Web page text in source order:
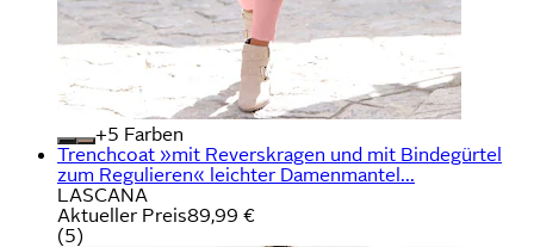
+
Farben
Trenchcoat »mit Reverskragen und mit Bindegürtel
zum Regulieren« leichter Damenmantel...
LASCANA
Aktueller Preis89,99 €
(5)